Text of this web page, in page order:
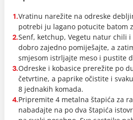
1.Vratinu narežite na odreske
potrebi ju lagano potucite batom
2.Senf, ketchup, Vegetu natur chili
dobro zajedno pomiješajte, a
smjesom istrljajte meso i pustite
3.Odreske i kobasice prerežite po
četvrtine, a paprike očistite i
8 jednakih komada.
4.Pripremite 4 metalna štapića za
nabadajte na po dva štapića